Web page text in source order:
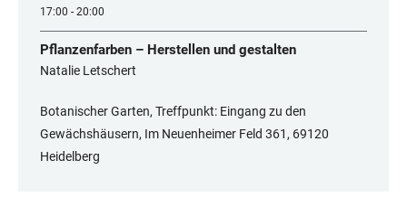
17:00 - 20:00
Pflanzenfarben – Herstellen und gestalten
Natalie Letschert
Botanischer Garten, Treffpunkt: Eingang zu den
Gewächshäusern, Im Neuenheimer Feld 361, 69120
Heidelberg